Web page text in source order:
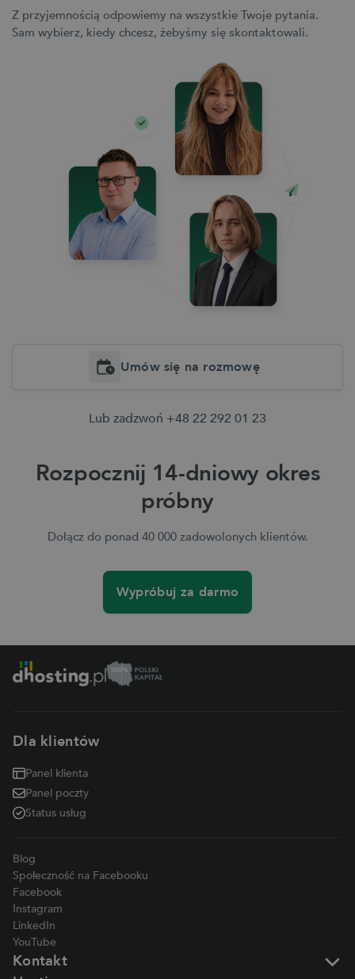
Z przyjemnością odpowiemy na wszystkie Twoje pytania.
Sam wybierz, kiedy chcesz, żebyśmy się skontaktowali.
Umów się na rozmowę
Lub zadzwoń +48 22 292 01 23
Rozpocznij 14-dniowy okres
próbny
Dołącz do ponad 40 000 zadowolonych klientów.
Wypróbuj za darmo
Kontakt
Dla klientów
Panel klienta
Panel poczty
Status usług
Blog
Społeczność na Facebooku
Facebook
Instagram
LinkedIn
YouTube